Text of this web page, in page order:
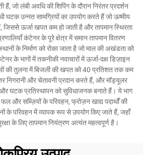
हैं, जो लंबी अवधि की शिपिंग के दौरान निरंतर प्रदर्शन
घटक उन्नत सामग्रियों का उपयोग करते हैं जो ऊष्मीय
ऊर्जा खपत कम हो जाती है और तापमान स्थिरता
कंटेनर के पूरे क्षेत्र में समान तापमान वितरण
के निर्माण को रोका जाता है जो माल की अखंडता को
के भागों में तकनीकी नवाचारों में ऊर्जा-दक्ष डिज़ाइन
की तुलना में बिजली की खपत को 40 प्रतिशत तक कम
निगरानी और चेतावनी प्रदान करते हैं, और मॉड्यूलर
घटक प्रतिस्थापन को सुविधाजनक बनाते हैं। ये भाग
और सब्ज़ियों के परिवहन, फ्रोज़न खाद्य पदार्थों की
के परिवहन में व्यापक रूप से उपयोग किए जाते हैं, जहाँ
के लिए तापमान नियंत्रण अत्यंत महत्वपूर्ण है।